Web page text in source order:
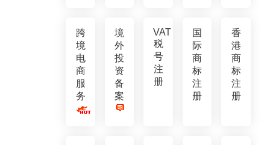
跨
境
电
商
服
务
境
外
投
资
备
案
VAT
税
号
注
册
国
际
商
标
注
册
香
港
商
标
注
册